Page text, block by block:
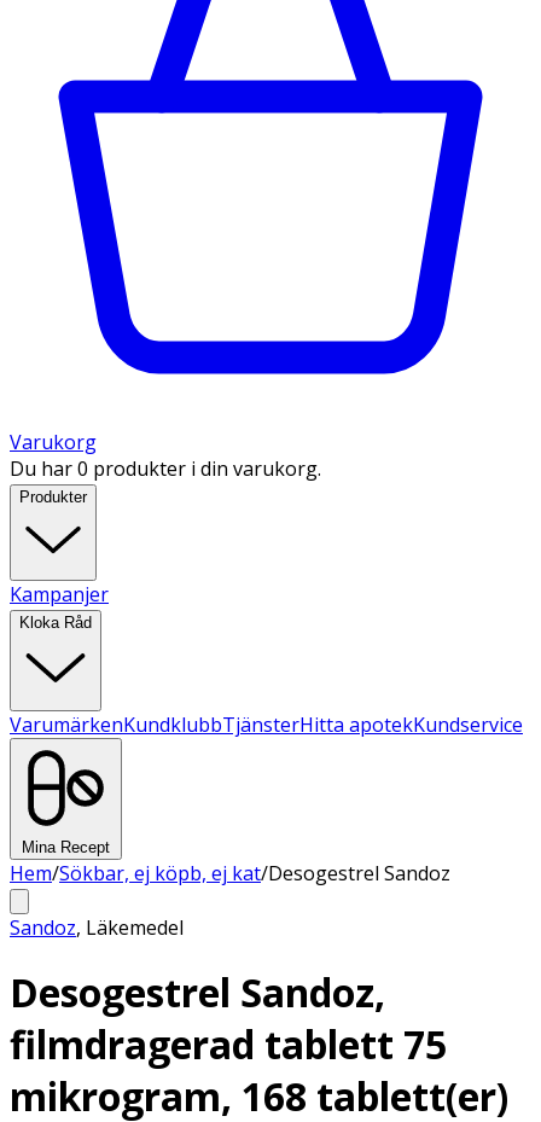
Varukorg
Du har 0 produkter i din varukorg.
Produkter
Kampanjer
Kloka Råd
VarumärkenKundklubbTjänsterHitta apotekKundservice
Mina Recept
Hem/Sökbar, ej köpb, ej kat/Desogestrel Sandoz
Sandoz, Läkemedel
Desogestrel Sandoz,
filmdragerad tablett 75
mikrogram, 168 tablett(er)